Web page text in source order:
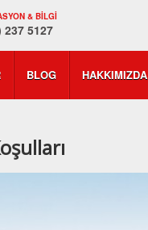
& BİLGİ
237 5127
BLOG HAKKIMIZDA